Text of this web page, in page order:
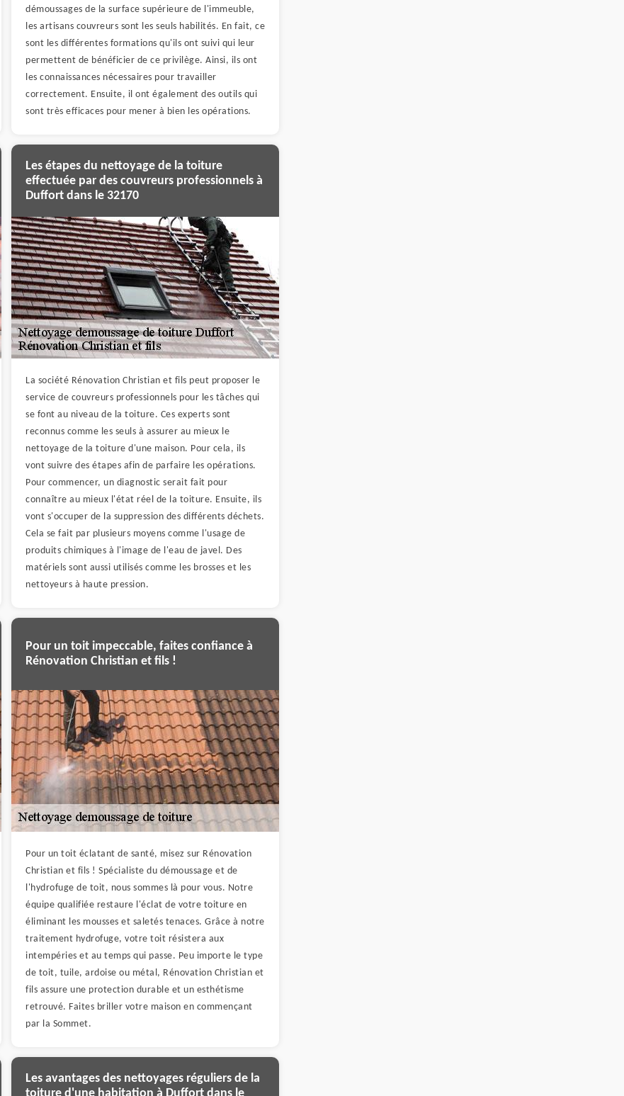
démoussages de la surface supérieure de l'immeuble,
les artisans couvreurs sont les seuls habilités. En fait, ce
sont les différentes formations qu'ils ont suivi qui leur
permettent de bénéficier de ce privilège. Ainsi, ils ont
les connaissances nécessaires pour travailler
correctement. Ensuite, il ont également des outils qui
sont très efficaces pour mener à bien les opérations.
Les étapes du nettoyage de la toiture
effectuée par des couvreurs professionnels à
Duffort dans le 32170
La société Rénovation Christian et fils peut proposer le
service de couvreurs professionnels pour les tâches qui
se font au niveau de la toiture. Ces experts sont
reconnus comme les seuls à assurer au mieux le
nettoyage de la toiture d'une maison. Pour cela, ils
vont suivre des étapes afin de parfaire les opérations.
Pour commencer, un diagnostic serait fait pour
connaître au mieux l'état réel de la toiture. Ensuite, ils
vont s'occuper de la suppression des différents déchets.
Cela se fait par plusieurs moyens comme l'usage de
produits chimiques à l'image de l'eau de javel. Des
matériels sont aussi utilisés comme les brosses et les
nettoyeurs à haute pression.
Pour un toit impeccable, faites confiance à
Rénovation Christian et fils !
Pour un toit éclatant de santé, misez sur Rénovation
Christian et fils ! Spécialiste du démoussage et de
l'hydrofuge de toit, nous sommes là pour vous. Notre
équipe qualifiée restaure l'éclat de votre toiture en
éliminant les mousses et saletés tenaces. Grâce à notre
traitement hydrofuge, votre toit résistera aux
intempéries et au temps qui passe. Peu importe le type
de toit, tuile, ardoise ou métal, Rénovation Christian et
fils assure une protection durable et un esthétisme
retrouvé. Faites briller votre maison en commençant
par la Sommet.
Les avantages des nettoyages réguliers de la
toiture d'une habitation à Duffort dans le